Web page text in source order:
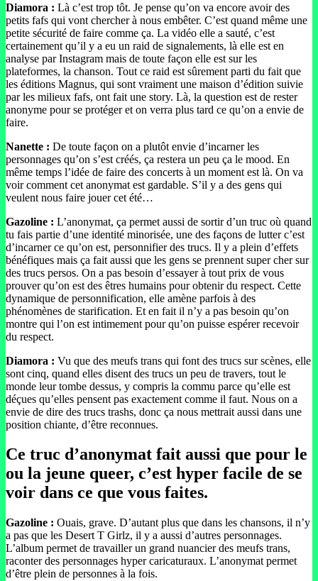
Diamora : Là c’est trop tôt. Je pense qu’on va encore avoir des
petits fafs qui vont chercher à nous embêter. C’est quand même une
petite sécurité de faire comme ça. La vidéo elle a sauté, c’est
certainement qu’il y a eu un raid de signalements, là elle est en
analyse par Instagram mais de toute façon elle est sur les
plateformes, la chanson. Tout ce raid est sûrement parti du fait que
les éditions Magnus, qui sont vraiment une maison d’édition suivie
par les milieux fafs, ont fait une story. Là, la question est de rester
anonyme pour se protéger et on verra plus tard ce qu’on a envie de
faire.
Nanette : De toute façon on a plutôt envie d’incarner les
personnages qu’on s’est créés, ça restera un peu ça le mood. En
même temps l’idée de faire des concerts à un moment est là. On va
voir comment cet anonymat est gardable. S’il y a des gens qui
veulent nous faire jouer cet été…
Gazoline : L’anonymat, ça permet aussi de sortir d’un truc où quand
tu fais partie d’une identité minorisée, une des façons de lutter c’est
d’incarner ce qu’on est, personnifier des trucs. Il y a plein d’effets
bénéfiques mais ça fait aussi que les gens se prennent super cher sur
des trucs persos. On a pas besoin d’essayer à tout prix de vous
prouver qu’on est des êtres humains pour obtenir du respect. Cette
dynamique de personnification, elle amène parfois à des
phénomènes de starification. Et en fait il n’y a pas besoin qu’on
montre qui l’on est intimement pour qu’on puisse espérer recevoir
du respect.
Diamora : Vu que des meufs trans qui font des trucs sur scènes, elle
sont cinq, quand elles disent des trucs un peu de travers, tout le
monde leur tombe dessus, y compris la commu parce qu’elle est
déçues qu’elles pensent pas exactement comme il faut. Nous on a
envie de dire des trucs trashs, donc ça nous mettrait aussi dans une
position chiante, d’être reconnues.
Ce truc d’anonymat fait aussi que pour le
ou la jeune queer, c’est hyper facile de se
voir dans ce que vous faites.
Gazoline : Ouais, grave. D’autant plus que dans les chansons, il n’y
a pas que les Desert T Girlz, il y a aussi d’autres personnages.
L’album permet de travailler un grand nuancier des meufs trans,
raconter des personnages hyper caricaturaux. L’anonymat permet
d’être plein de personnes à la fois.